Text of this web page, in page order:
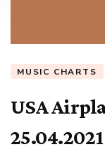
MUSIC CHARTS
USA
25.04.2021